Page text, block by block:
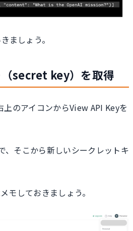
ましょう。
secret key）を取得
のアイコンからView API Keyを
、そこから新しいシークレットキ
モしておきましょう。